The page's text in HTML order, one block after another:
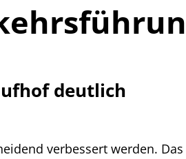
deutlich
verbessert werden.